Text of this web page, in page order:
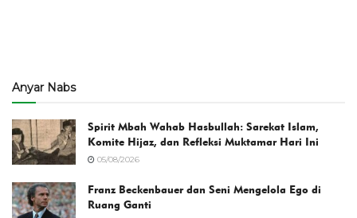
Anyar Nabs
Spirit Mbah Wahab Hasbullah: Sarekat Islam,
Komite Hijaz, dan Refleksi Muktamar Hari Ini
05/08/2026
Franz Beckenbauer dan Seni Mengelola Ego di
Ruang Ganti